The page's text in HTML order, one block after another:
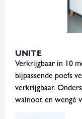
UNITE
Verkrijgbaar in 10
bijpassende poefs
verkrijgbaar.
walnoot en wengé